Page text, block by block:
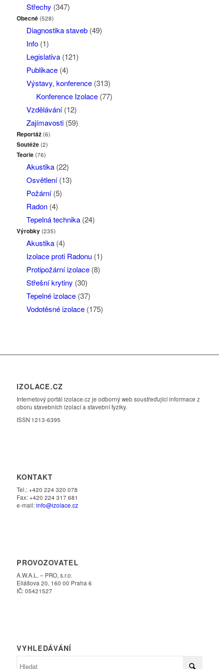
Střechy (347)
Obecné (528)
Diagnostika staveb(49)
Info(1)
Legislativa(121)
Publikace(4)
Výstavy, konference(313)
Konference Izolace(77)
Vzdělávání(12)
Zajímavosti(59)
Reportáž(6)
Soutěže (2)
Teorie (76)
Akustika(22)
Osvětlení(13)
Požární(5)
Radon(4)
Tepelná technika(24)
Výrobky(235)
Akustika(4)
Izolace proti Radonu(1)
Protipožární izolace(8)
Střešní krytiny (30)
Tepelné izolace(37)
Vodotěsné izolace(175)
IZOLACE.CZ
Internetový portál izolace.cz je odborný web soustřeďující informace z
oboru stavebních izolací a stavební fyziky.
ISSN 1213-6395
KONTAKT
Tel.: +420 224 320 078
Fax: +420 224 317 681
e-mail:info@izolace.cz
PROVOZOVATEL
A.W.A.L. – PRO, s.r.o.
Eliášova 20, 160 00 Praha 6
IČ: 05421527
VYHLEDÁVÁNÍ